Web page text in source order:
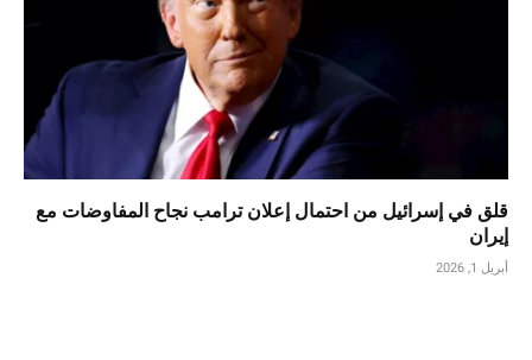
قلق في إسرائيل من احتمال إعلان ترامب نجاح المفاوضات مع
إيران
أبريل 1, 2026